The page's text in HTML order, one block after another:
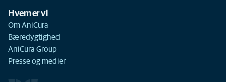
Hvem er vi
Om AniCura
Bæredygtighed
AniCura Group
Presse og medier